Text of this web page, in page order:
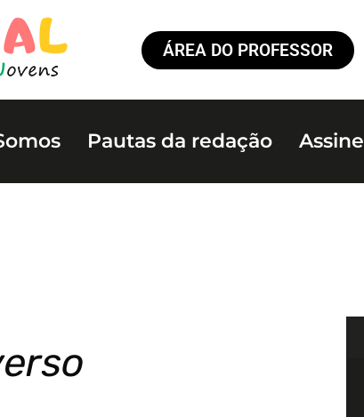
ÁREA DO PROFESSOR
Pautas da redação Assine